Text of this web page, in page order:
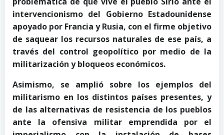
intervencionismo del Gobierno Estadounidense
apoyado por Francia y Rusia, con el firme objetivo
de saquear los recursos naturales de ese país, a
través del control geopolítico por medio de la
militarización y bloqueos económicos.
Asimismo, se amplió sobre los ejemplos del
militarismo en los distintos países presentes, y
de las alternativas de resistencia de los pueblos
ante la ofensiva militar emprendida por el